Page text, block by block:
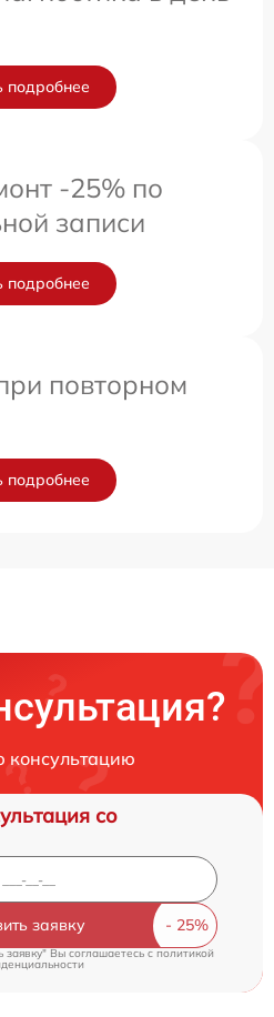
подробнее
-25% по
записи
подробнее
повторном
подробнее
консультацию
со
заявку
заявку" Вы соглашаетесь cполитикой